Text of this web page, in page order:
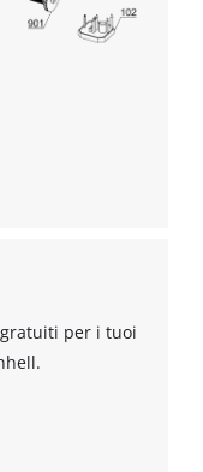
used.
Consent
per i tuoi